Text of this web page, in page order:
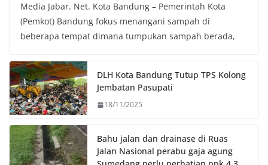
c
e
b
o
k
i
t
t
r
a
t
s
p
p
p
y
L
n
k
Media Jabar. Net. Kota Bandung – Pemerintah Kota
(Pemkot) Bandung fokus menangani sampah di
beberapa tempat dimana tumpukan sampah berada,
DLH Kota Bandung Tutup TPS Kolong
Jembatan Pasupati
18/11/2025
Bahu jalan dan drainase di Ruas
Jalan Nasional perabu gaja agung